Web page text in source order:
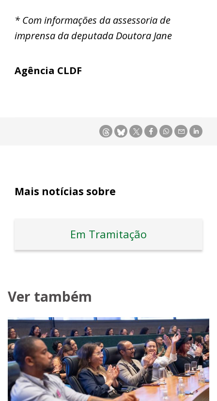
* Com informações da assessoria de
imprensa da deputada Doutora Jane
Agência CLDF
Mais notícias sobre
Em Tramitação
Ver também